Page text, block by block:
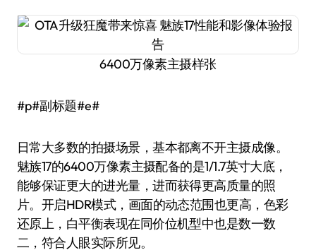
6400万像素主摄样张
#p#副标题#e#
日常大多数的拍摄场景，基本都离不开主摄成像。
魅族17的6400万像素主摄配备的是1/1.7英寸大底，
能够保证更大的进光量，进而获得更高质量的照
片。开启HDR模式，画面的动态范围也更高，色彩
还原上，白平衡表现在同价位机型中也是数一数
二，符合人眼实际所见。